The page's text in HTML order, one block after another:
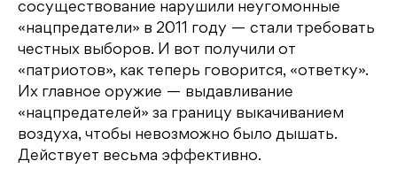
сосуществование нарушили неугомонные
«нацпредатели» в 2011 году — стали требовать
честных выборов. И вот получили от
«патриотов», как теперь говорится, «ответку».
Их главное оружие — выдавливание
«нацпредателей» за границу выкачиванием
воздуха, чтобы невозможно было дышать.
Действует весьма эффективно.